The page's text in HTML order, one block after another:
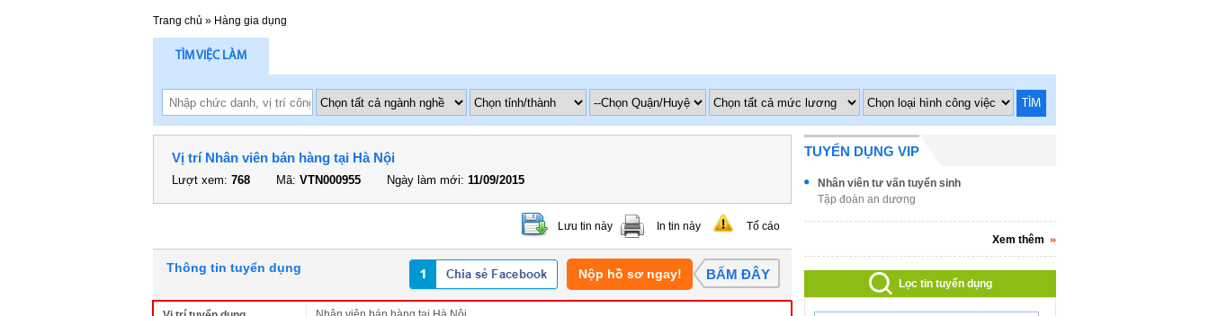
Trang chủ » Hàng gia dụng
TÌM VIỆC LÀM
TÌM
Vị trí Nhân viên bán hàng tại Hà Nội
Lượt xem: 768 Mã: VTN000955 Ngày làm mới: 11/09/2015
Lưu tin này In tin này Tố cáo
Thông tin tuyển dụng Nộp hồ sơ ngay! BẤM ĐÂY
TUYỂN DỤNG VIP
Nhân viên tư vấn tuyển sinh
Tập đoàn an dương
Xem thêm
Lọc tin tuyển dụng